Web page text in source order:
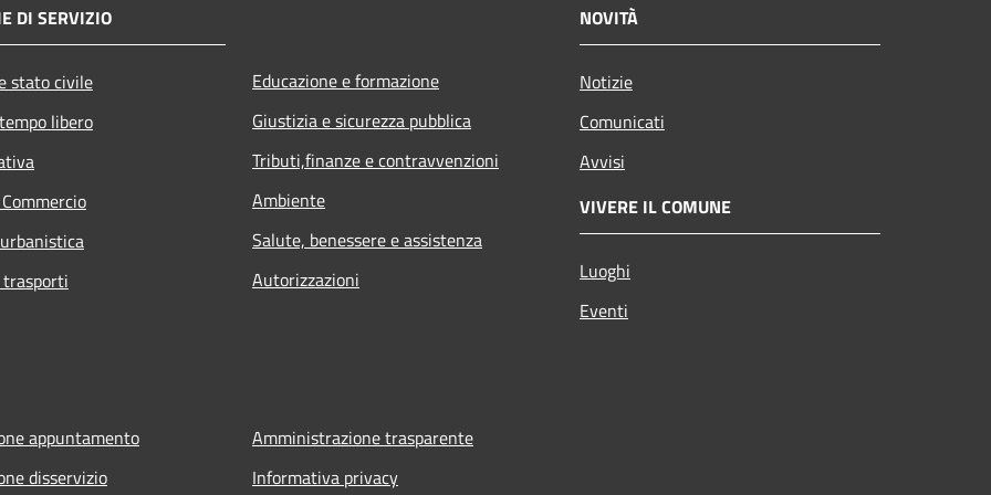
DI SERVIZIO
stato civile
libero
Educazione e formazione
Giustizia e sicurezza pubblica
Tributi,finanze e contravvenzioni
Ambiente
Salute, benessere e assistenza
Autorizzazioni
NOVITÀ
Notizie
Comunicati
Avvisi
VIVERE IL COMUNE
Luoghi
Eventi
appuntamento
disservizio
Amministrazione trasparente
Informativa privacy